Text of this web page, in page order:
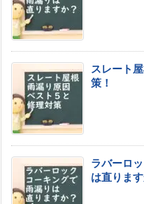
スレート
策！
ラバーロ
は直りま